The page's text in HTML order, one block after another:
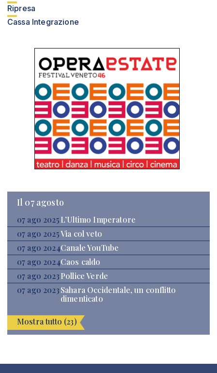
Ripresa
Cassa Integrazione
Il 07 agosto
07 ago 2025 L’Ultimo Imperatore
07 ago 2025Via col veto
07 ago 2024Canale YouTube
07 ago 2024Caos caldo
07 ago 2023Pollice Verde
07 ago 2023Sahara Occidentale, un conflitto
dimenticato
Mostra tutto (23)